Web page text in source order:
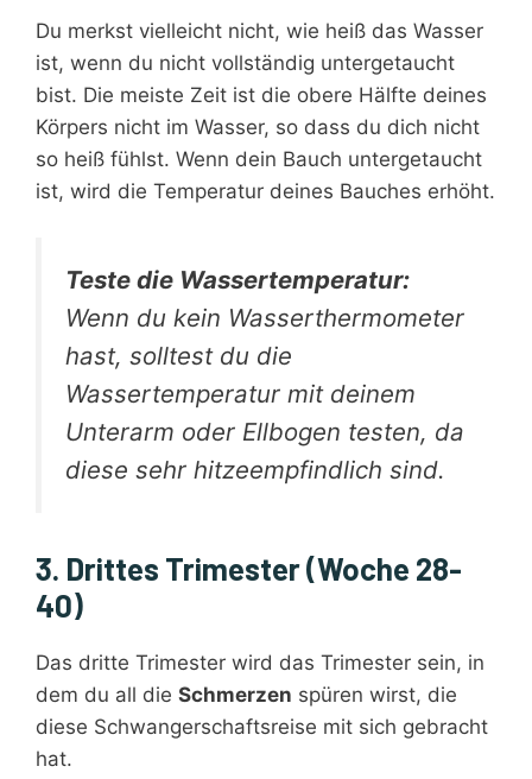
Du merkst vielleicht nicht, wie heiß das Wasser
ist, wenn du nicht vollständig untergetaucht
bist. Die meiste Zeit ist die obere Hälfte deines
Körpers nicht im Wasser, so dass du dich nicht
so heiß fühlst. Wenn dein Bauch untergetaucht
ist, wird die Temperatur deines Bauches erhöht.
Teste die Wassertemperatur:
Wenn du kein Wasserthermometer
hast, solltest du die
Wassertemperatur mit deinem
Unterarm oder Ellbogen testen, da
diese sehr hitzeempfindlich sind.
3. Drittes Trimester (Woche 28-
40)
Das dritte Trimester wird das Trimester sein, in
dem du all die Schmerzen spüren wirst, die
diese Schwangerschaftsreise mit sich gebracht
hat.